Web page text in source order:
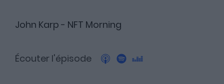
Nous contacter
John Karp - NFT Morning
Écouter l'épisode